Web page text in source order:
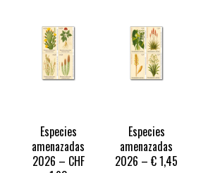
Especies
amenazadas
2026 – CHF
Especies
amenazadas
2026 – € 1,45